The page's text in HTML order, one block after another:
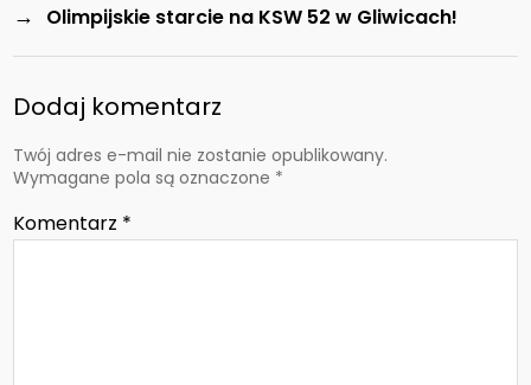
→ Olimpijskie starcie na KSW 52 w Gliwicach!
Dodaj komentarz
Twój adres e-mail nie zostanie opublikowany.
Wymagane pola są oznaczone *
Komentarz *